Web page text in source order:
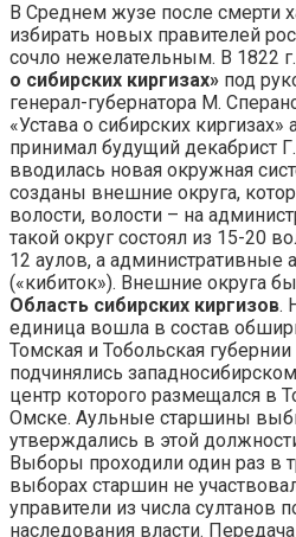
В Среднем жузе после смерти
избирать новых правителей
сочло нежелательным. В 1822
о сибирских киргизах» под
генерал-губернатора М.
«Устава о сибирских киргизах»
принимал будущий декабрист
вводилась новая окружная
созданы внешние округа,
волости, волости – на
такой округ состоял из 15-20
12 аулов, а административные
(«кибиток»). Внешние округа
Область сибирских киргизов.
единица вошла в состав
Томская и Тобольская
подчинялись
центр которого размещался в
Омске. Аульные старшины
утверждались в этой
Выборы проходили один раз в
выборах старшин не
управители из числа султанов
наследования власти.